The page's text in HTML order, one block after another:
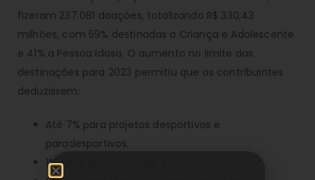
fizeram 237.081 doações, totalizando R$ 330,43
milhões, com 59% destinadas a Criança e Adolescente
e 41% a Pessoa Idosa. O aumento no limite das
destinações para 2023 permitiu que os contribuintes
deduzissem:
Até 7% para projetos desportivos e
paradesportivos.
1% cada para o Pronas e Pronon.